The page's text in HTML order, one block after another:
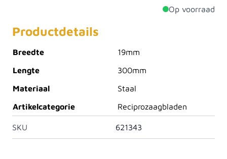
Op voorraad
Productdetails
Breedte
19mm
Lengte
300mm
Materiaal
Staal
Artikelcategorie
Reciprozaagbladen
SKU 621343